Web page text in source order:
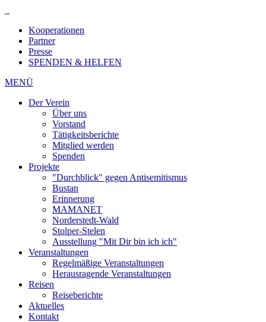
Kooperationen
Partner
Presse
SPENDEN & HELFEN
MENÜ
Der Verein
Über uns
Vorstand
Tätigkeitsberichte
Mitglied werden
Spenden
Projekte
"Durchblick" gegen Antisemitismus
Bustan
Erinnerung
MAMANET
Norderstedt-Wald
Stolper-Stelen
Ausstellung "Mit Dir bin ich ich"
Veranstaltungen
Regelmäßige Veranstaltungen
Herausragende Veranstaltungen
Reisen
Reiseberichte
Aktuelles
Kontakt